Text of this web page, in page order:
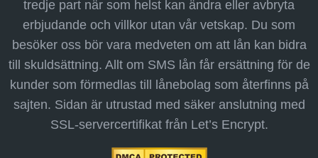
tredje part när som helst kan ändra eller avbryta
erbjudande och villkor utan vår vetskap. Du som
besöker oss bör vara medveten om att lån kan bidra
till skuldsättning. Allt om SMS lån får ersättning för de
kunder som förmedlas till lånebolag som återfinns på
sajten. Sidan är utrustad med säker anslutning med
SSL-servercertifikat från Let’s Encrypt.